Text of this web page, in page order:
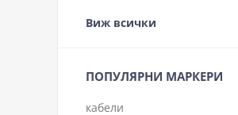
Виж всички
ПОПУЛЯРНИ МАРКЕРИ
кабели